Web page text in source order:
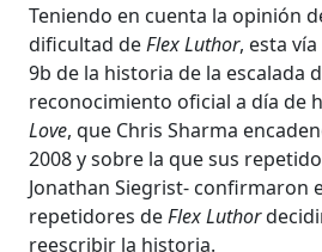
Teniendo en cuenta la opinión
dificultad deFlex Luthor, esta
9b de la historia de la escalada
reconocimiento oficial a día de
Love, que Chris Sharma
2008 y sobre la que sus
Jonathan Siegrist- confirmaron
repetidores deFlex Luthor
reescribir la historia.